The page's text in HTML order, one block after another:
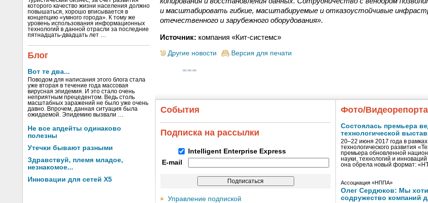
которого качество жизни населения должно
повышаться, хорошо вписывается в
концепцию «умного города». К тому же
уровень использования информационных
технологий в данной отрасли за последние
пятнадцать-двадцать лет …
Блог
Вот те два...
Поводом для написания этого блога стала
уже вторая в течение года массовая
вирусная эпидемия. И это стало очень
неприятным прецедентом. Ведь столь
масштабных заражений не было уже очень
давно. Впрочем, данная ситуация была
ожидаемой. Эпидемию вызвали …
Не все апдейты одинаково
полезны
Утечки бывают разными
Здравствуй, племя младое,
незнакомое...
Инновации для сетей X5
и масштабировать гибкие, масштабируемые и отказоустойчивые
отечественного и зарубежного оборудования».
Источник: компания «Кит-системс»
Другие новости Версия для печати
События
Подписка на рассылки
Intelligent Enterprise Express
E-mail
Управление подпиской
Фото/
Состоялась премьера
технологической
20–22 июня 2017 года в
технологического развития
премьера обновленной
науки, технологий и
она обрела новый формат:
Ассоциация «НППА»
Олег Сердюков: Мы
содружество компаний